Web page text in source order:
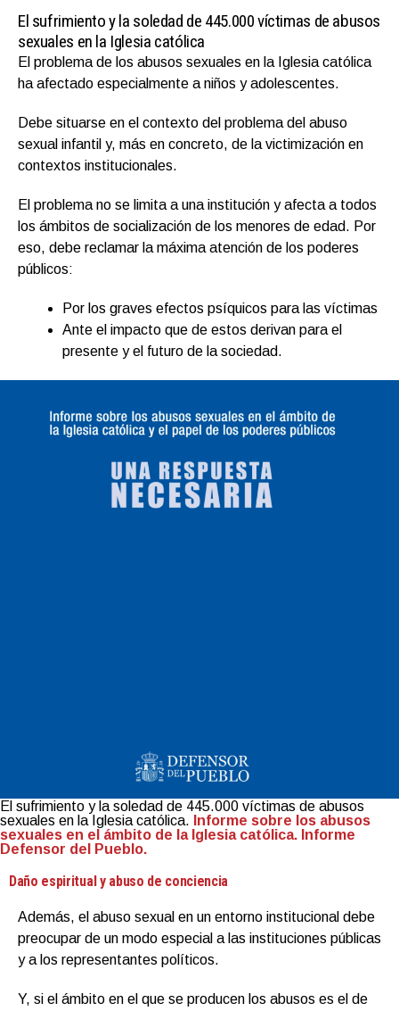
El sufrimiento y la soledad de 445.000 víctimas de abusos
sexuales en la Iglesia católica
El problema de los abusos sexuales en la Iglesia católica
ha afectado especialmente a niños y adolescentes.
Debe situarse en el contexto del problema del abuso
sexual infantil y, más en concreto, de la victimización en
contextos institucionales.
El problema no se limita a una institución y afecta a todos
los ámbitos de socialización de los menores de edad. Por
eso, debe reclamar la máxima atención de los poderes
públicos:
Por los graves efectos psíquicos para las víctimas
Ante el impacto que de estos derivan para el
presente y el futuro de la sociedad.
El sufrimiento y la soledad de 445.000 víctimas de abusos
sexuales en la Iglesia católica. Informe sobre los abusos
sexuales en el ámbito de la Iglesia católica. Informe
Defensor del Pueblo.
Daño espiritual y abuso de conciencia
Además, el abuso sexual en un entorno institucional debe
preocupar de un modo especial a las instituciones públicas
y a los representantes políticos.
Y, si el ámbito en el que se producen los abusos es el de